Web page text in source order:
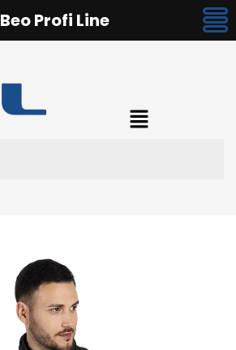
Beo Profi Line